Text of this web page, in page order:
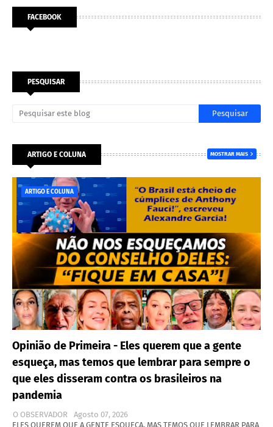
FACEBOOK
PESQUISAR
ARTIGO E COLUNA MOSTRAR MAIS
ARTIGO E COLUNA
Opinião de Primeira - Eles querem que a gente
esqueça, mas temos que lembrar para sempre o
que eles disseram contra os brasileiros na
pandemia
O OBSERVADOR
Agosto 07, 2026
ELES QUEREM QUE A GENTE ESQUEÇA, MAS TEMOS QUE LEMBRAR PARA